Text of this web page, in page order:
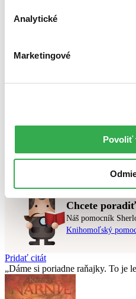
Analytické
Marketingové
Povoliť
Novinky
Najlacnejšie
Prekladateľ Daniela
Nebol nájdenýžiadny titul
Chcete
Náš pomocník
Knihomoľský
Pridať citát
Dáme si poriadne raňajky. To je